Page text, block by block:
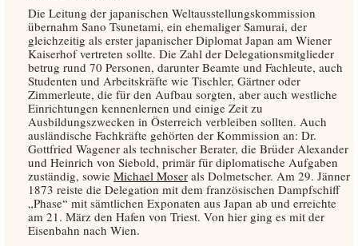
Die Leitung der japanischen Weltausstellungskommission
übernahm Sano Tsunetami, ein ehemaliger Samurai, der
gleichzeitig als erster japanischer Diplomat Japan am Wiener
Kaiserhof vertreten sollte. Die Zahl der Delegationsmitglieder
betrug rund 70 Personen, darunter Beamte und Fachleute, auch
Studenten und Arbeitskräfte wie Tischler, Gärtner oder
Zimmerleute, die für den Aufbau sorgten, aber auch westliche
Einrichtungen kennenlernen und einige Zeit zu
Ausbildungszwecken in Österreich verbleiben sollten. Auch
ausländische Fachkräfte gehörten der Kommission an: Dr.
Gottfried Wagener als technischer Berater, die Brüder Alexander
und Heinrich von Siebold, primär für diplomatische Aufgaben
zuständig, sowie Michael Moser als Dolmetscher. Am 29. Jänner
1873 reiste die Delegation mit dem französischen Dampfschiff
„Phase“ mit sämtlichen Exponaten aus Japan ab und erreichte
am 21. März den Hafen von Triest. Von hier ging es mit der
Eisenbahn nach Wien.